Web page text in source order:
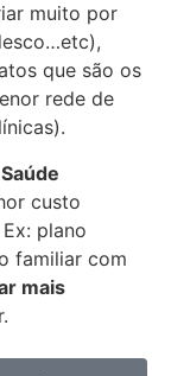
muito por
que são os
rede de
custo
plano
familiar com
mais